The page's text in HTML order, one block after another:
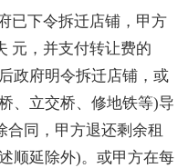
下令拆迁店铺，甲方
元，并支付转让费的
政府明令拆迁店铺，或
、立交桥、修地铁等)导
合同，甲方退还剩余租
顺延除外)。或甲方在每